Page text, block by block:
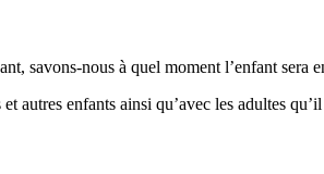
savons-nous à quel moment l’enfant sera
autres enfants ainsi qu’avec les adultes